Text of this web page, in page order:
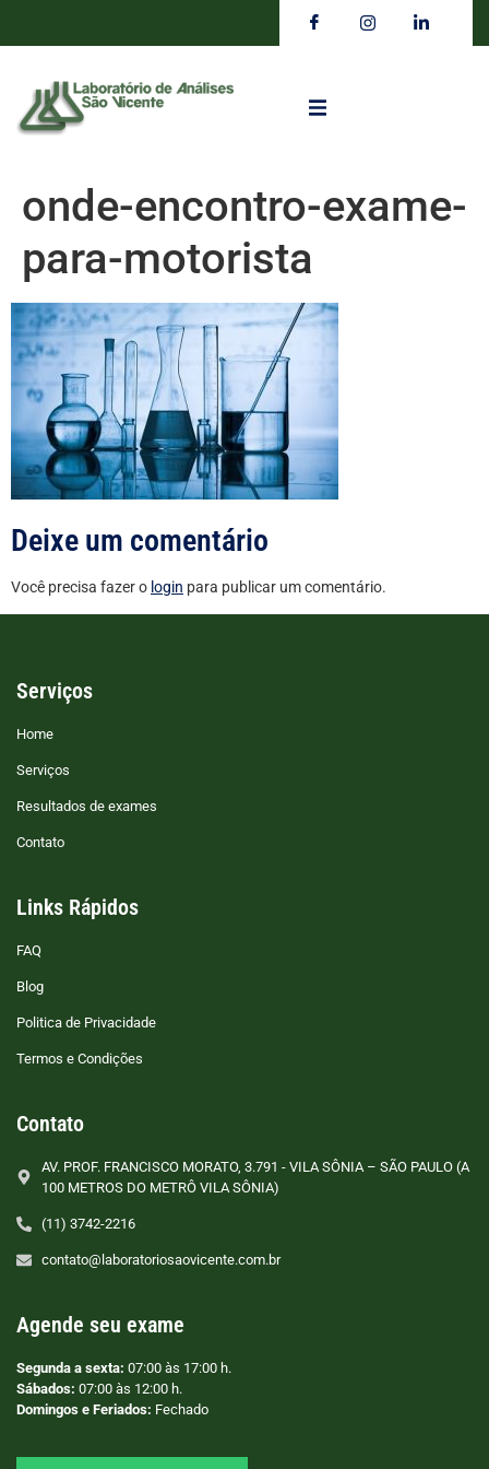
onde-encontro-exame-
para-motorista
Deixe um comentário
Você precisa fazer o login para publicar um comentário.
Serviços
Home
Serviços
Resultados de exames
Contato
Links Rápidos
FAQ
Blog
Politica de Privacidade
Termos e Condições
Contato
AV. PROF. FRANCISCO MORATO, 3.791 - VILA SÔNIA – SÃO PAULO (A
100 METROS DO METRÔ VILA SÔNIA)
(11) 3742-2216
contato@laboratoriosaovicente.com.br
Agende seu exame
Segunda a sexta: 07:00 às 17:00 h.
Sábados: 07:00 às 12:00 h.
Domingos e Feriados: Fechado